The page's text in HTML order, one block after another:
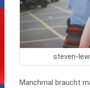
steven-
Manchmal braucht